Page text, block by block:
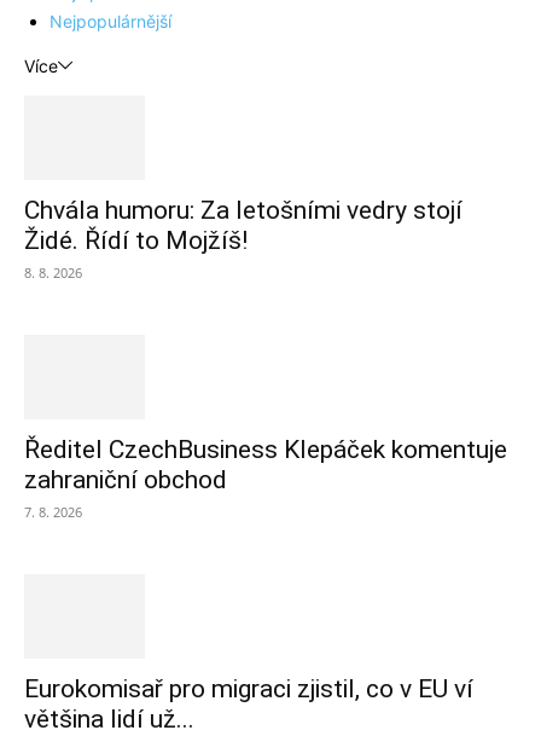
Nejpopulárnější
Více
Chvála humoru: Za letošními vedry stojí
Židé. Řídí to Mojžíš!
8. 8. 2026
Ředitel CzechBusiness Klepáček komentuje
zahraniční obchod
7. 8. 2026
Eurokomisař pro migraci zjistil, co v EU ví
většina lidí už...